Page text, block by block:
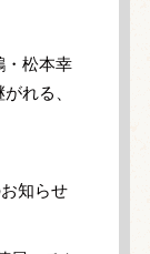
・松本幸
れる、
知らせ